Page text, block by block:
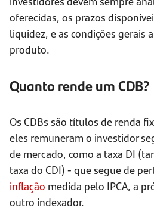
oferecidas, os prazos
liquidez, e as condições gerais
produto.
Quanto rende um CDB?
Os CDBs são títulos de renda
eles remuneram o investidor
de mercado, como a taxa DI
taxa do CDI) - que segue de
inflação medida pelo IPCA, a
outro indexador.